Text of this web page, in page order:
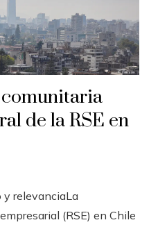
de la RSE en
y relevanciaLa
(RSE) en Chile